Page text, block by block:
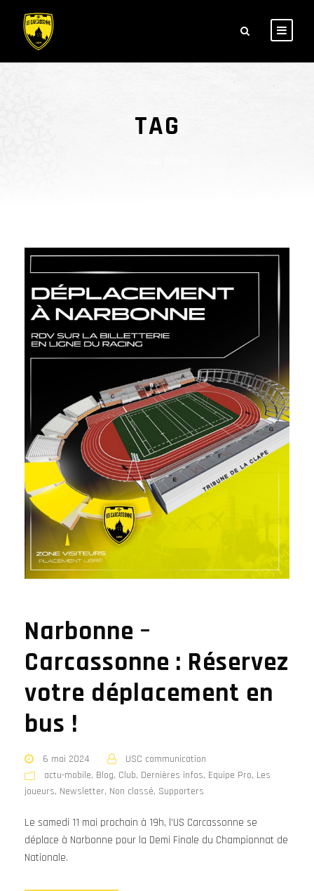
TAG
Narbonne –
Carcassonne : Réservez
votre déplacement en
bus !
6 mai 2024
USC communication
actu-mobile, Blog, Club, Dernières infos, Equipe Pro, Les
joueurs, Newsletter, Non classé, Supporters
Le samedi 11 mai prochain à 19h, l'US Carcassonne se
déplace à Narbonne pour la Demi Finale du Championnat de
Nationale.